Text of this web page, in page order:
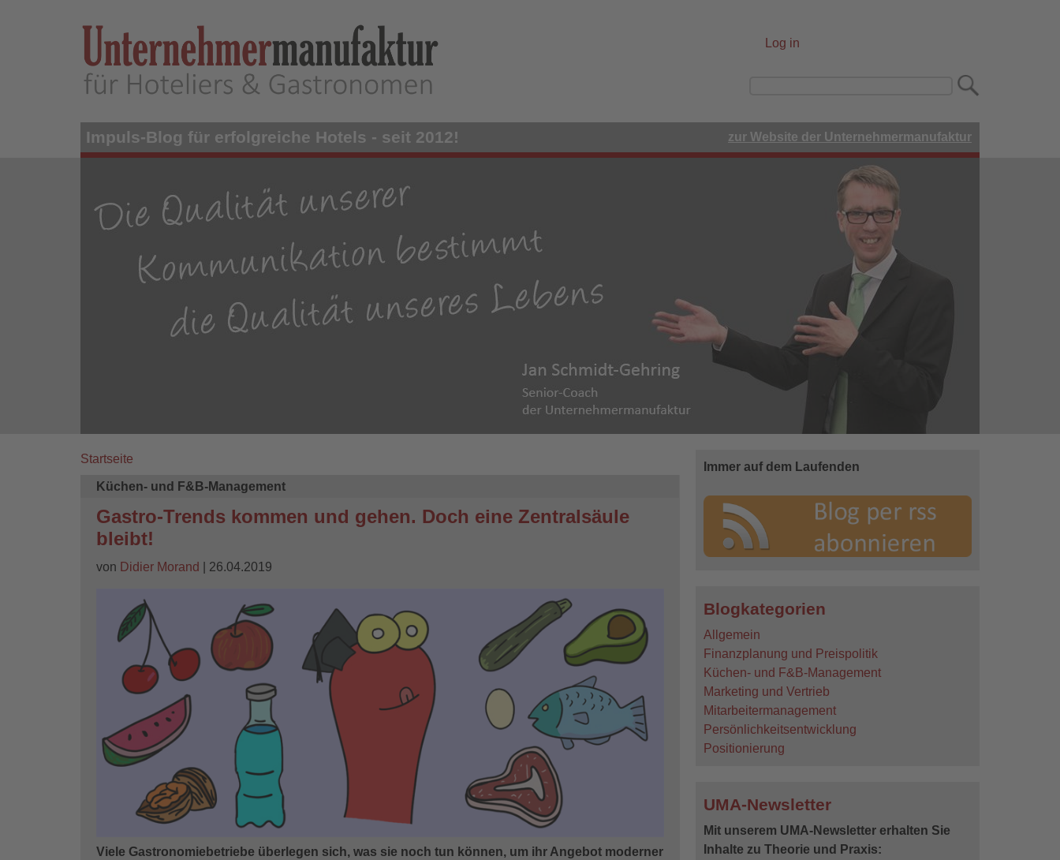
User
Log in
Impuls-Blog für erfolgreiche Hotels - seit 2012! zur Website der Unternehmermanufaktur
Startseite
Küchen- und F&B-Management
Gastro-Trends kommen und gehen. Doch eine Zentralsäule
bleibt!
von Didier Morand | 26.04.2019
Viele Gastronomiebetriebe überlegen sich, was sie noch tun können, um ihr Angebot moderner
Immer auf dem Laufenden
Blogkategorien
Allgemein
Finanzplanung und Preispolitik
Küchen- und F&B-Management
Marketing und Vertrieb
Mitarbeitermanagement
Persönlichkeitsentwicklung
Positionierung
UMA-Newsletter
Mit unserem UMA-Newsletter erhalten Sie
Inhalte zu Theorie und Praxis: